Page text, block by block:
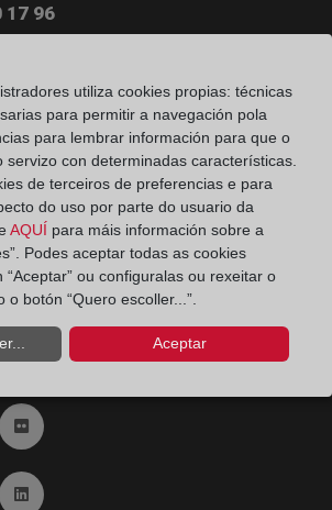
17 96
del Colegio de registradores
Ir a facebook (abre en ventana nueva)
Ir a twitter (abre en ventana nueva)
Ir a YouTube (abre en ventana nueva)
Ir a Flickr (abre en ventana nueva)
Ir a Linkedin (abre en ventana nueva)
utiliza cookies propias: técnicas
para permitir a navegación pola
para lembrar información para que o
servizo con determinadas características.
de terceiros de preferencias e para
do uso por parte do usuario da
AQUÍ para máis información sobre a
Podes aceptar todas as cookies
“Aceptar” ou configuralas ou rexeitar o
botón “Quero escoller...”.
Aceptar